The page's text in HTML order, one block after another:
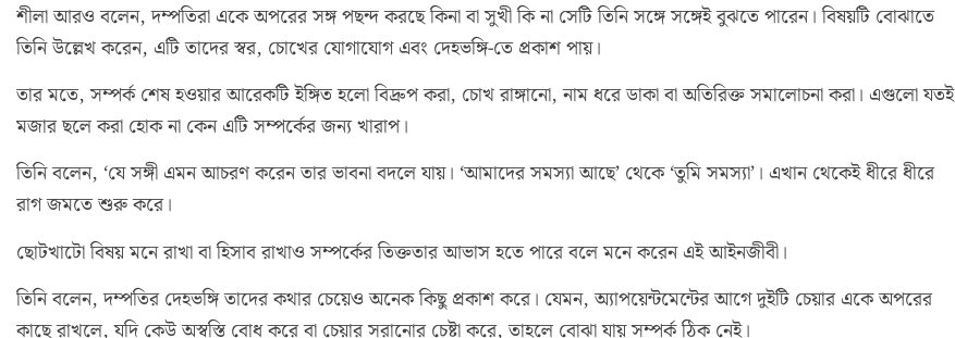
শীলা আরও বলেন, দম্পতিরা একে অপরের সঙ্গ পছন্দ করছে কিনা বা সুখী কি না সেটি তিনি সঙ্গে সঙ্গেই বুঝতে পারেন। বিষয়টি বোঝাতে
তিনি উল্লেখ করেন, এটি তাদের স্বর, চোখের যোগাযোগ এবং দেহভঙ্গি-তে প্রকাশ পায়।
তার মতে, সম্পর্ক শেষ হওয়ার আরেকটি ইঙ্গিত হলো বিদ্রুপ করা, চোখ রাঙ্গানো, নাম ধরে ডাকা বা অতিরিক্ত সমালোচনা করা। এগুলো যতই
মজার ছলে করা হোক না কেন এটি সম্পর্কের জন্য খারাপ।
তিনি বলেন, ‘যে সঙ্গী এমন আচরণ করেন তার ভাবনা বদলে যায়। ‘আমাদের সমস্যা আছে’ থেকে ‘তুমি সমস্যা’। এখান থেকেই ধীরে ধীরে
রাগ জমতে শুরু করে।
ছোটখাটো বিষয় মনে রাখা বা হিসাব রাখাও সম্পর্কের তিক্ততার আভাস হতে পারে বলে মনে করেন এই আইনজীবী।
তিনি বলেন, দম্পতির দেহভঙ্গি তাদের কথার চেয়েও অনেক কিছু প্রকাশ করে। যেমন, অ্যাপয়েন্টমেন্টের আগে দুইটি চেয়ার একে অপরের
কাছে রাখলে, যদি কেউ অস্বস্তি বোধ করে বা চেয়ার সরানোর চেষ্টা করে, তাহলে বোঝা যায় সম্পর্ক ঠিক নেই।